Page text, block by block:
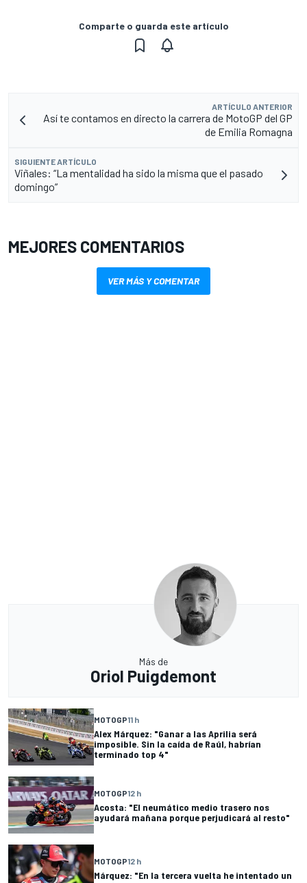
Comparte o guarda este artículo
ARTÍCULO ANTERIOR
Así te contamos en directo la carrera de MotoGP del GP
de Emilia Romagna
SIGUIENTE ARTÍCULO
Viñales: “La mentalidad ha sido la misma que el pasado
domingo”
MEJORES COMENTARIOS
VER MÁS Y COMENTAR
Más de
Oriol Puigdemont
MOTOGP11 h
Alex Márquez: "Ganar a las Aprilia será
imposible. Sin la caída de Raúl, habrían
terminado top 4"
MOTOGP12 h
Acosta: "El neumático medio trasero nos
ayudará mañana porque perjudicará al resto"
MOTOGP12 h
Márquez: "En la tercera vuelta he intentado un